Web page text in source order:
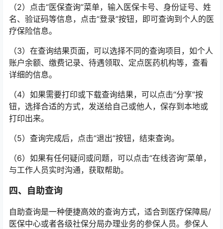
（2）点击“医保查询”菜单，输入医保卡号、身份证号、姓
名、验证码等信息，点击“登录”按钮，即可查询到个人的医
疗保险信息。
（3）在查询结果页面，可以选择不同的查询项目，如个人
账户余额、缴费记录、待遇领取、定点医药机构等，查看
详细的信息。
（4）如果需要打印或下载查询结果，可以点击“分享”按
钮，选择合适的方式，发送给自己或他人，保存到本地或
打印出来。
（5）查询完成后，点击“退出”按钮，结束查询。
（6）如果有任何疑问或问题，可以点击“在线咨询”菜单，
与工作人员实时沟通，获取帮助。
四、自助查询
自助查询是一种便捷高效的查询方式，适合到医疗保障局/
医保中心或者各级社保分局办理业务的参保人员。参保人